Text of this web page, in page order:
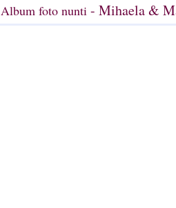
Album foto nunti - Mihaela &